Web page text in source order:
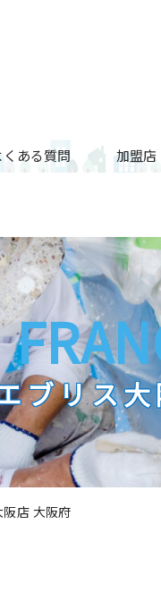
くある質問 加盟店
ブリス
店 大阪府